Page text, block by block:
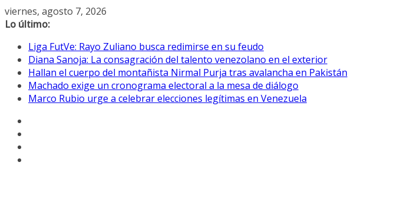
Saltar
al
viernes, agosto 7, 2026
Lo último:
Liga FutVe: Rayo Zuliano busca redimirse en su feudo
Diana Sanoja: La consagración del talento venezolano en el exterior
Hallan el cuerpo del montañista Nirmal Purja tras avalancha en Pakistán
Machado exige un cronograma electoral a la mesa de diálogo
Marco Rubio urge a celebrar elecciones legítimas en Venezuela